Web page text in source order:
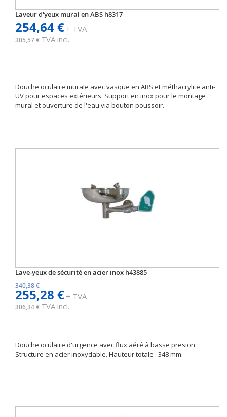
Laveur d'yeux mural en ABS h8317
254,64 €+ TVA
305,57 € TVA incl.
Douche oculaire murale avec vasque en ABS et méthacrylite anti-
UV pour espaces extérieurs. Support en inox pour le montage
mural et ouverture de l'eau via bouton poussoir.
Lave-yeux de sécurité en acier inox h43885
340,38 €
255,28 €+ TVA
306,34 € TVA incl.
Douche oculaire d'urgence avec flux aéré à basse presion.
Structure en acier inoxydable. Hauteur totale : 348 mm.